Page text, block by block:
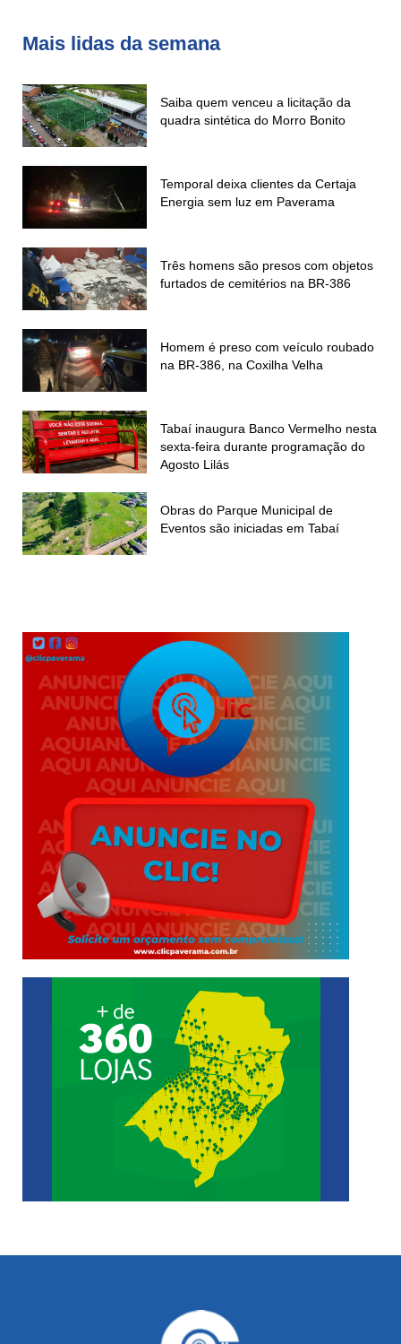
Mais lidas da semana
Saiba quem venceu a licitação da
quadra sintética do Morro Bonito
Temporal deixa clientes da Certaja
Energia sem luz em Paverama
Três homens são presos com objetos
furtados de cemitérios na BR-386
Homem é preso com veículo roubado
na BR-386, na Coxilha Velha
Tabaí inaugura Banco Vermelho nesta
sexta-feira durante programação do
Agosto Lilás
Obras do Parque Municipal de
Eventos são iniciadas em Tabaí